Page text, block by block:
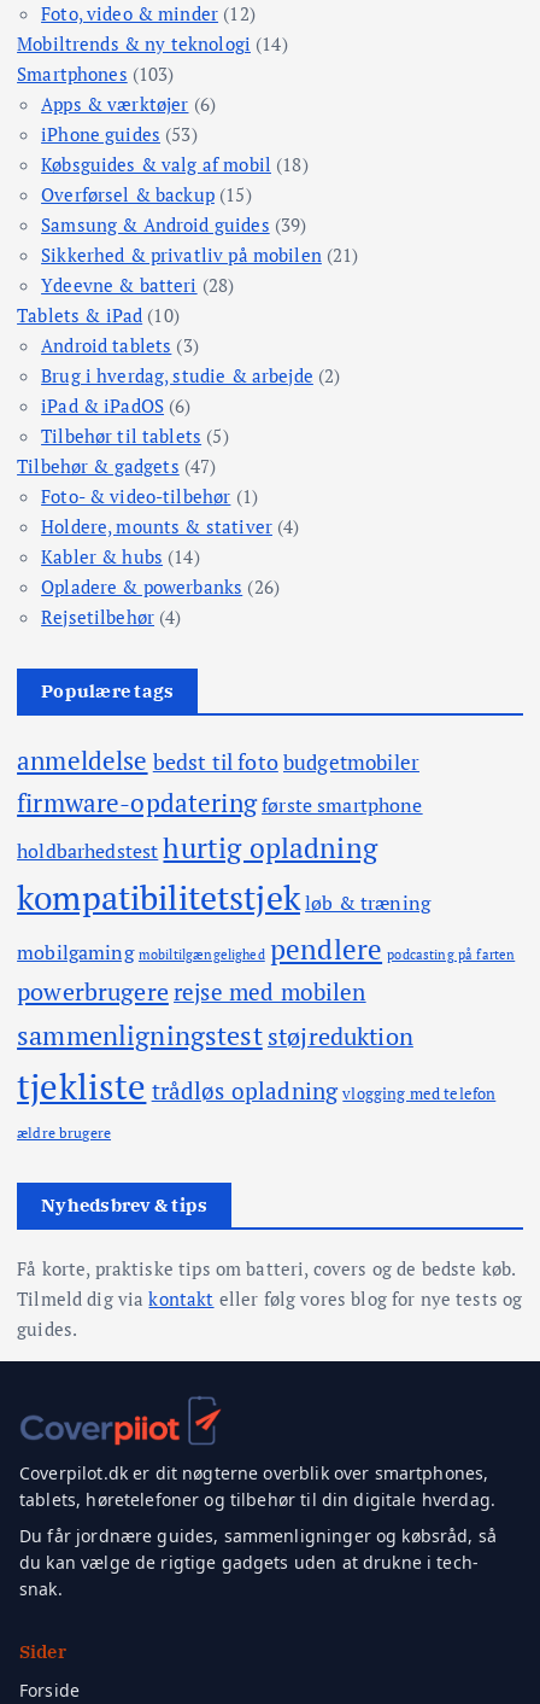
Foto, video & minder (12)
Mobiltrends & ny teknologi (14)
Smartphones (103)
Apps & værktøjer (6)
iPhone guides (53)
Købsguides & valg af mobil (18)
Overførsel & backup(15)
Samsung & Android guides (39)
Sikkerhed & privatliv på mobilen(21)
Ydeevne & batteri (28)
Tablets & iPad (10)
Android tablets (3)
Brug i hverdag, studie & arbejde (2)
iPad & iPadOS (6)
Tilbehør til tablets (5)
Tilbehør & gadgets (47)
Foto- & video-tilbehør (1)
Holdere, mounts & stativer(4)
Kabler & hubs (14)
Opladere & powerbanks (26)
Rejsetilbehør (4)
Populære tags
anmeldelse bedst til fotobudgetmobiler
firmware-opdatering første smartphone
holdbarhedstest hurtig opladning
kompatibilitetstjekløb & træning
mobilgaming mobiltilgængelighed pendlere podcasting på farten
powerbrugererejse med mobilen
sammenligningsteststøjreduktion
tjekliste trådløs opladning vlogging med telefon
ældre brugere
Nyhedsbrev & tips
Få korte, praktiske tips om batteri, covers og de bedste køb.
Tilmeld dig viakontakt eller følg vores blog for nye tests og
guides.
Coverpilot.dk er dit nøgterne overblik over smartphones,
tablets, høretelefoner og tilbehør til din digitale hverdag.
Du får jordnære guides, sammenligninger og købsråd, så
du kan vælge de rigtige gadgets uden at drukne i tech-
snak.
Sider
Forside